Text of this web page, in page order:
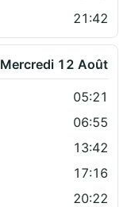
21:42
Mercredi 12 Août
05:21
06:55
13:42
17:16
20:22